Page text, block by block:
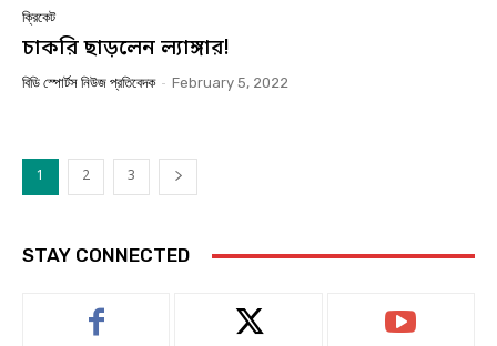
ক্রিকেট
চাকরি ছাড়লেন ল্যাঙ্গার!
বিডি স্পোর্টস নিউজ প্রতিবেদক - February 5, 2022
1 2 3
STAY CONNECTED